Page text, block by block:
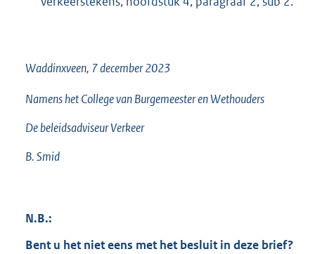
Waddinxveen, 7 december 2023
Namens het College van Burgemeester en Wethouders
De beleidsadviseur Verkeer
B. Smid
N.B.:
Bent u het niet eens met het besluit in deze brief?